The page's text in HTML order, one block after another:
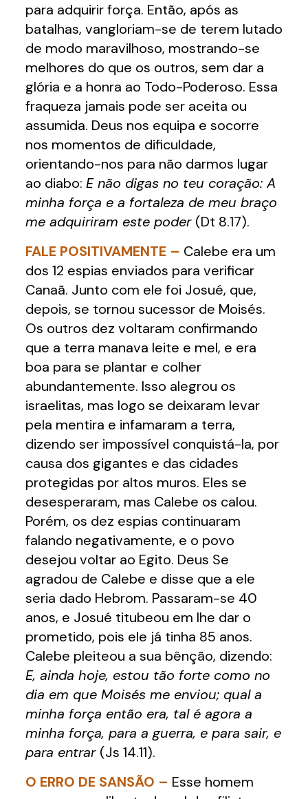
para adquirir força. Então, após as
batalhas, vangloriam-se de terem lutado
de modo maravilhoso, mostrando-se
melhores do que os outros, sem dar a
glória e a honra ao Todo-Poderoso. Essa
fraqueza jamais pode ser aceita ou
assumida. Deus nos equipa e socorre
nos momentos de dificuldade,
orientando-nos para não darmos lugar
ao diabo: E não digas no teu coração: A
minha força e a fortaleza de meu braço
me adquiriram este poder (Dt 8.17).
FALE POSITIVAMENTE – Calebe era um
dos 12 espias enviados para verificar
Canaã. Junto com ele foi Josué, que,
depois, se tornou sucessor de Moisés.
Os outros dez voltaram confirmando
que a terra manava leite e mel, e era
boa para se plantar e colher
abundantemente. Isso alegrou os
israelitas, mas logo se deixaram levar
pela mentira e infamaram a terra,
dizendo ser impossível conquistá-la, por
causa dos gigantes e das cidades
protegidas por altos muros. Eles se
desesperaram, mas Calebe os calou.
Porém, os dez espias continuaram
falando negativamente, e o povo
desejou voltar ao Egito. Deus Se
agradou de Calebe e disse que a ele
seria dado Hebrom. Passaram-se 40
anos, e Josué titubeou em lhe dar o
prometido, pois ele já tinha 85 anos.
Calebe pleiteou a sua bênção, dizendo:
E, ainda hoje, estou tão forte como no
dia em que Moisés me enviou; qual a
minha força então era, tal é agora a
minha força, para a guerra, e para sair, e
para entrar (Js 14.11).
O ERRO DE SANSÃO – Esse homem